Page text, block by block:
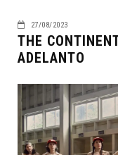
27/08/2023
THE
ADELANTO